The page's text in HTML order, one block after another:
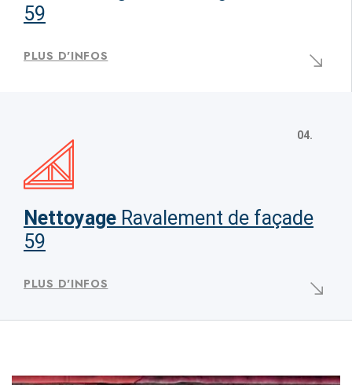
59
PLUS D'INFOS
04.
Nettoyage Ravalement de façade
59
PLUS D'INFOS